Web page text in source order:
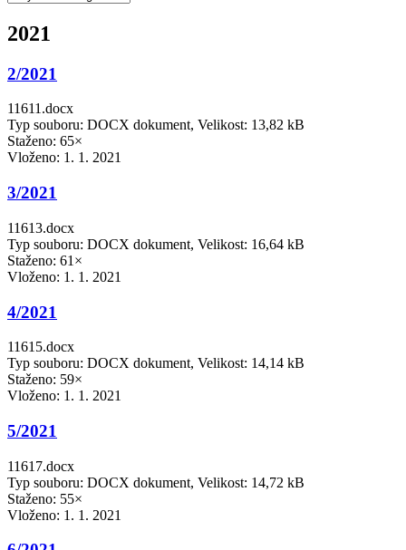
2021
2/2021
11611.docx
Typ souboru: DOCX dokument, Velikost: 13,82 kB
Staženo: 65×
Vloženo: 1. 1. 2021
3/2021
11613.docx
Typ souboru: DOCX dokument, Velikost: 16,64 kB
Staženo: 61×
Vloženo: 1. 1. 2021
4/2021
11615.docx
Typ souboru: DOCX dokument, Velikost: 14,14 kB
Staženo: 59×
Vloženo: 1. 1. 2021
5/2021
11617.docx
Typ souboru: DOCX dokument, Velikost: 14,72 kB
Staženo: 55×
Vloženo: 1. 1. 2021